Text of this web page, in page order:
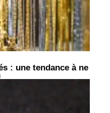
: une tendance à ne